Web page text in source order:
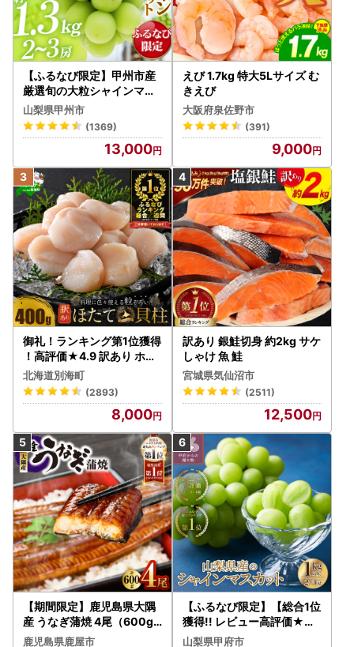
【ふるなび限定】甲州市産
厳選旬の大粒シャインマス
カット 約1.3kg 2～3房【2
026年発送】（MG）B12-
472 FN-Limited-VO シャ
インマスカット フルーツ
山梨県甲州市
(1369)
13,000
えび 1.7kg 特大5Lサイズ む
きえび
大阪府泉佐野市
(391)
9,000
御礼！ランキング第1位獲得
！高評価★4.9 訳あり ホタ
テ 400g（ほたて 帆立 貝柱
冷凍 ）
北海道別海町
(2893)
8,000
訳あり 銀鮭切身 約2kg サケ
しゃけ 魚 鮭
宮城県気仙沼市
(2511)
12,500
【期間限定】鹿児島県大隅
産 うなぎ蒲焼 4尾（600g
） KN007-004-04-cp18
鹿児島県鹿屋市
【ふるなび限定】【総合1位
獲得!! レビュー高評価★】
〈2026年度配送分〉山梨
山梨県甲府市